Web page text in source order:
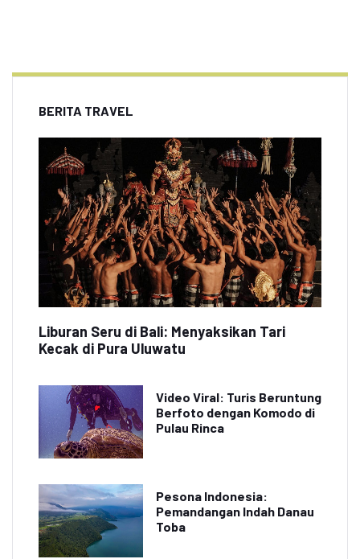
BERITA TRAVEL
Liburan Seru di Bali: Menyaksikan Tari
Kecak di Pura Uluwatu
Video Viral: Turis Beruntung
Berfoto dengan Komodo di
Pulau Rinca
Pesona Indonesia:
Pemandangan Indah Danau
Toba